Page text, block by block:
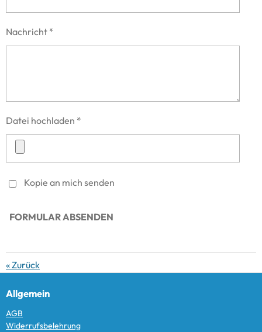
Nachricht *
Datei hochladen *
Kopie an mich senden
FORMULAR ABSENDEN
«Zurück
Allgemein
AGB
Widerrufsbelehrung